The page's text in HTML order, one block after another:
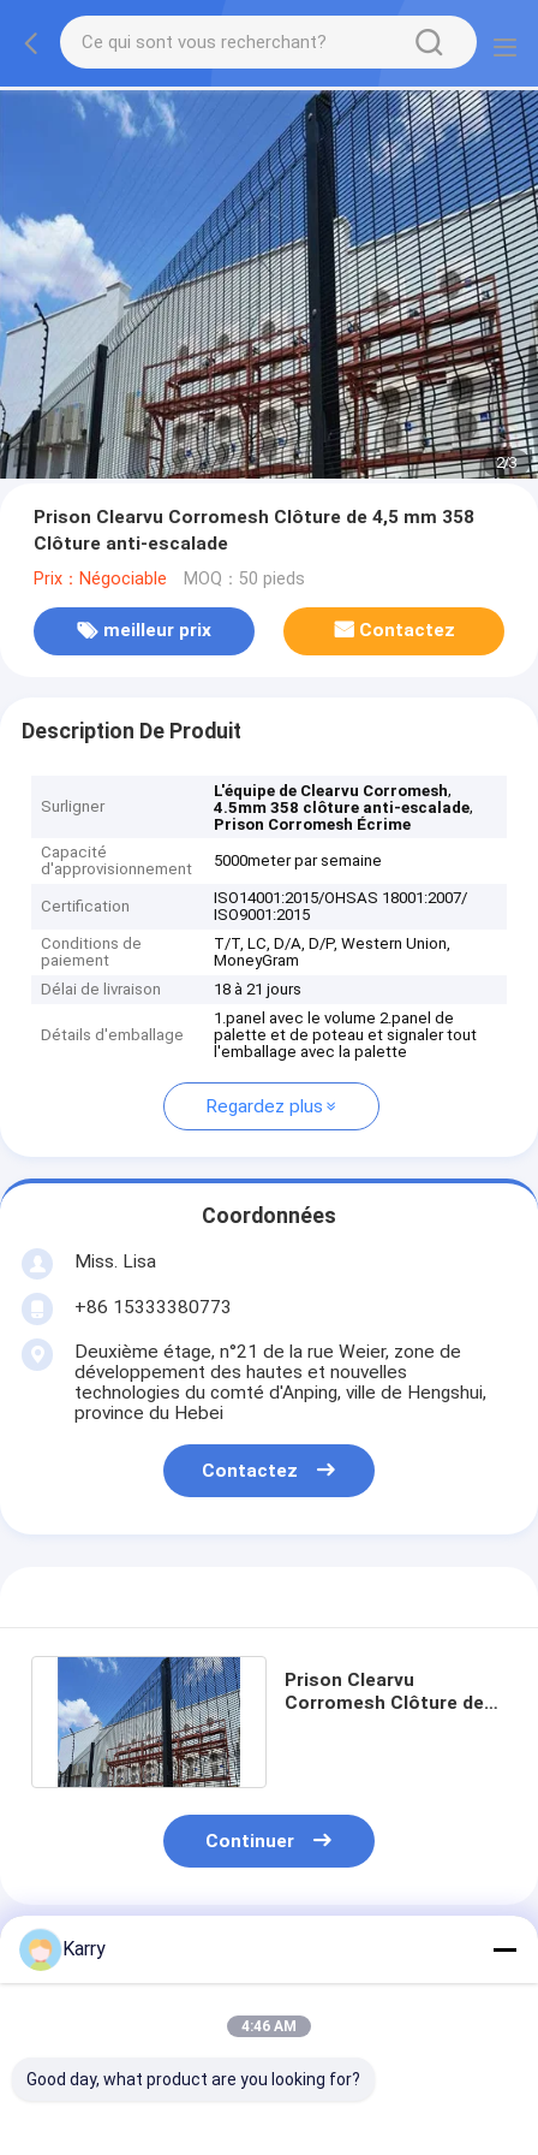
2/3
Prison Clearvu Corromesh Clôture de 4,5 mm 358
Clôture anti-escalade
Prix：Négociable MOQ：50 pieds
meilleur prix Contactez
Description De Produit
Surligner
L'équipe de Clearvu Corromesh,
4.5mm 358 clôture anti-escalade,
Prison Corromesh Écrime
Capacité
d'approvisionnement
5000meter par semaine
Certification
ISO14001:2015/OHSAS 18001:2007/
ISO9001:2015
Conditions de
paiement
T/T, LC, D/A, D/P, Western Union,
MoneyGram
Délai de livraison
18 à 21 jours
Détails d'emballage
1.panel avec le volume 2.panel de
palette et de poteau et signaler tout
l'emballage avec la palette
Regardez plus
Coordonnées
Miss. Lisa
+86 15333380773
Deuxième étage, n°21 de la rue Weier, zone de
développement des hautes et nouvelles
technologies du comté d'Anping, ville de Hengshui,
province du Hebei
Contactez
Prison Clearvu
Corromesh Clôture de
Continuer
Produits Recommandés
Karry
4:46 AM
Good day, what product are you looking for?